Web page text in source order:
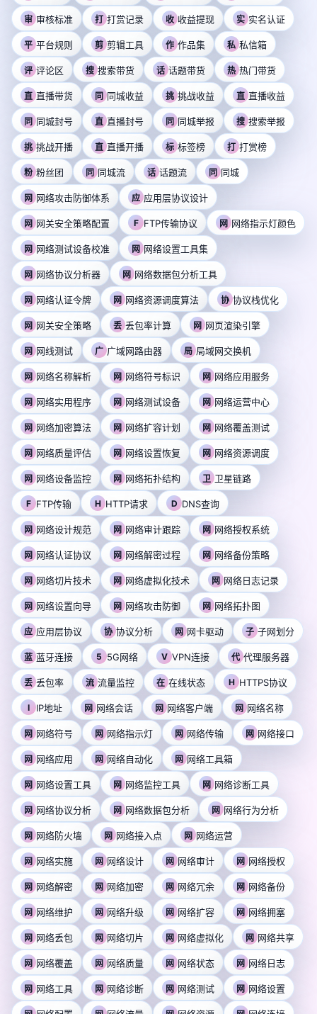
审 审核标准 打 打赏记录 收 收益提现 实 实名认证
平 平台规则 剪 剪辑工具 作 作品集 私 私信箱
评 评论区 搜 搜索带货 话 话题带货 热 热门带货
直 直播带货 同 同城收益 挑 挑战收益 直 直播收益
同 同城封号 直 直播封号 同 同城举报 搜 搜索举报
挑 挑战开播 直 直播开播 标 标签榜 打 打赏榜
粉 粉丝团 同 同城流 话 话题流 同 同城
网 网络攻击防御体系 应 应用层协议设计
网 网关安全策略配置 F FTP传输协议 网 网络指示灯颜色
网 网络测试设备校准 网 网络设置工具集
网 网络协议分析器 网 网络数据包分析工具
网 网络认证令牌 网 网络资源调度算法 协 协议栈优化
网 网关安全策略 丢 丢包率计算 网 网页渲染引擎
网 网线测试 广 广域网路由器 局 局域网交换机
网 网络名称解析 网 网络符号标识 网 网络应用服务
网 网络实用程序 网 网络测试设备 网 网络运营中心
网 网络加密算法 网 网络扩容计划 网 网络覆盖测试
网 网络质量评估 网 网络设置恢复 网 网络资源调度
网 网络设备监控 网 网络拓扑结构 卫 卫星链路
F FTP传输 H HTTP请求 D DNS查询
网 网络设计规范 网 网络审计跟踪 网 网络授权系统
网 网络认证协议 网 网络解密过程 网 网络备份策略
网 网络切片技术 网 网络虚拟化技术 网 网络日志记录
网 网络设置向导 网 网络攻击防御 网 网络拓扑图
应 应用层协议 协 协议分析 网 网卡驱动 子 子网划分
蓝 蓝牙连接 5 5G网络 V VPN连接 代 代理服务器
丢 丢包率 流 流量监控 在 在线状态 H HTTPS协议
I IP地址 网 网络会话 网 网络客户端 网 网络名称
网 网络符号 网 网络指示灯 网 网络传输 网 网络接口
网 网络应用 网 网络自动化 网 网络工具箱
网 网络设置工具 网 网络监控工具 网 网络诊断工具
网 网络协议分析 网 网络数据包分析 网 网络行为分析
网 网络防火墙 网 网络接入点 网 网络运营
网 网络实施 网 网络设计 网 网络审计 网 网络授权
网 网络解密 网 网络加密 网 网络冗余 网 网络备份
网 网络维护 网 网络升级 网 网络扩容 网 网络拥塞
网 网络丢包 网 网络切片 网 网络虚拟化 网 网络共享
网 网络覆盖 网 网络质量 网 网络状态 网 网络日志
网 网络工具 网 网络诊断 网 网络测试 网 网络设置